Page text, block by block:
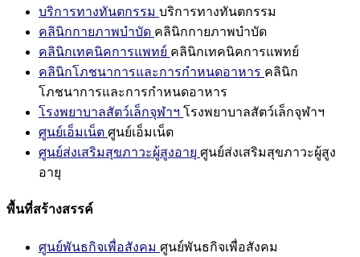
บริการทางทันตกรรม บริการทางทันตกรรม
คลินิกกายภาพบำบัด คลินิกกายภาพบำบัด
คลินิกเทคนิคการแพทย์ คลินิกเทคนิคการแพทย์
คลินิกโภชนาการและการกำหนดอาหาร คลินิก
โภชนาการและการกำหนดอาหาร
โรงพยาบาลสัตว์เล็กจุฬาฯ โรงพยาบาลสัตว์เล็กจุฬาฯ
ศูนย์เอ็มเน็ต ศูนย์เอ็มเน็ต
ศูนย์ส่งเสริมสุขภาวะผู้สูงอายุ ศูนย์ส่งเสริมสุขภาวะผู้สูง
อายุ
พื้นที่สร้างสรรค์
ศูนย์พันธกิจเพื่อสังคม ศูนย์พันธกิจเพื่อสังคม